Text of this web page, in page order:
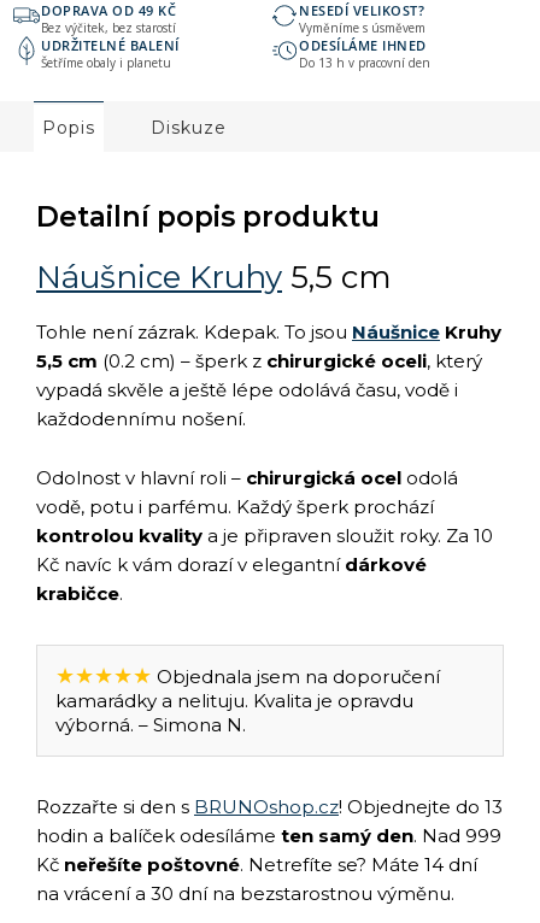
DOPRAVA OD 49 KČ
Bez výčitek, bez starostí
NESEDÍ VELIKOST?
Vyměníme s úsměvem
UDRŽITELNÉ BALENÍ
Šetříme obaly i planetu
ODESÍLÁME IHNED
Do 13 h v pracovní den
Popis Diskuze
Detailní popis produktu
Náušnice Kruhy 5,5 cm
Tohle není zázrak. Kdepak. To jsou Náušnice Kruhy
5,5 cm (0.2 cm) – šperk z chirurgické oceli, který
vypadá skvěle a ještě lépe odolává času, vodě i
každodennímu nošení.
Odolnost v hlavní roli – chirurgická ocel odolá
vodě, potu i parfému. Každý šperk prochází
kontrolou kvality a je připraven sloužit roky. Za 10
Kč navíc k vám dorazí v elegantní dárkové
krabičce.
★★★★★ Objednala jsem na doporučení
kamarádky a nelituju. Kvalita je opravdu
výborná. – Simona N.
Rozzařte si den s BRUNOshop.cz! Objednejte do 13
hodin a balíček odesíláme ten samý den. Nad 999
Kč neřešíte poštovné. Netrefíte se? Máte 14 dní
na vrácení a 30 dní na bezstarostnou výměnu.